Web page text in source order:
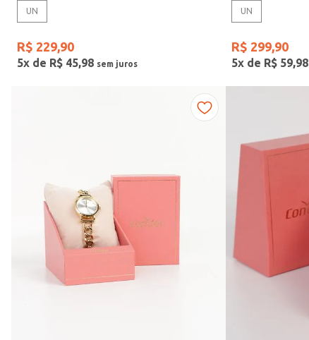
Faixas de preço
– R$ 390,00
UN
R$ 229,90
5x de R$ 45,98
UN
R$ 299,90
5x de R$ 59,98